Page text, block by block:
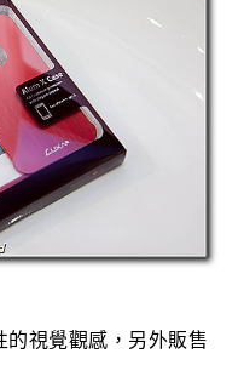
視覺觀感，另外販售